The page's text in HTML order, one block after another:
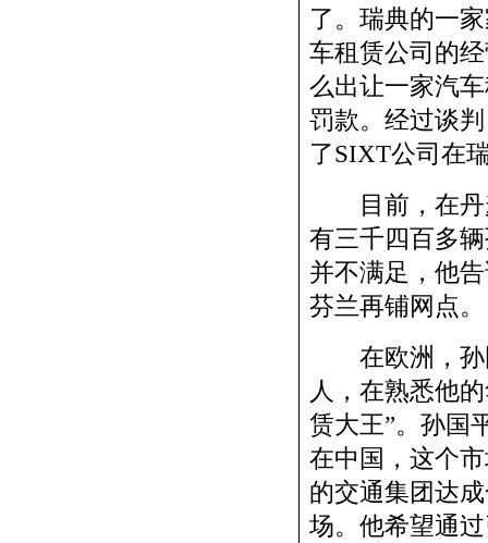
了。瑞典的一
车租赁公司的
么出让一家汽
罚款。经过谈
了SIXT公司在
目前，在丹
有三千四百多
并不满足，他
芬兰再铺网点。
在欧洲，孙
人，在熟悉他
赁大王”。孙国
在中国，这个
的交通集团达
场。他希望通